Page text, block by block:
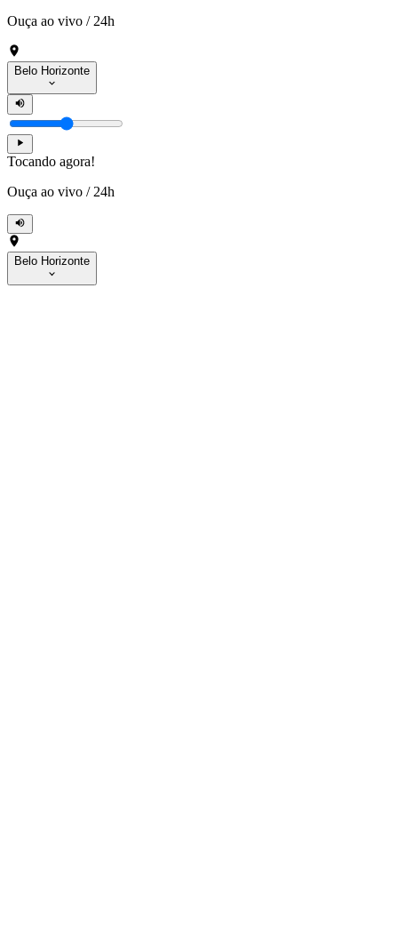
Ouça ao vivo / 24h
Belo Horizonte
Tocando agora!
Ouça ao vivo / 24h
Belo Horizonte